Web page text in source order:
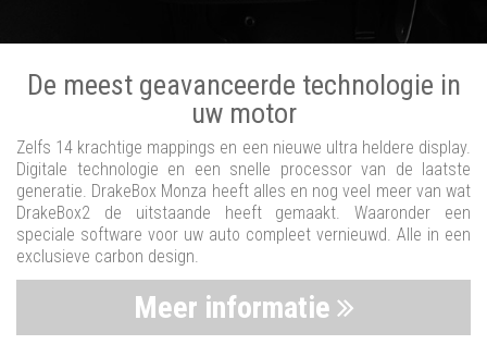
De meest geavanceerde technologie in
uw motor
Zelfs 14 krachtige mappings en een nieuwe ultra heldere display.
Digitale technologie en een snelle processor van de laatste
generatie. DrakeBox Monza heeft alles en nog veel meer van wat
DrakeBox2 de uitstaande heeft gemaakt. Waaronder een
speciale software voor uw auto compleet vernieuwd. Alle in een
exclusieve carbon design.
Meer informatie